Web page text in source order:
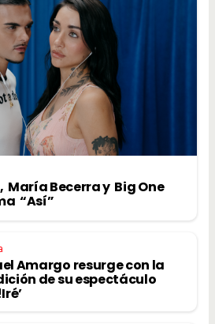
Becerra y Big One
“Así”
Amargo resurge con la
de su espectáculo